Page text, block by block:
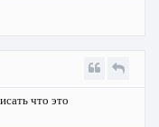
что это